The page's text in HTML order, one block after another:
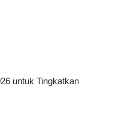
untuk Tingkatkan